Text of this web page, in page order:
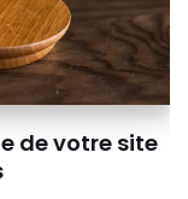
de votre site